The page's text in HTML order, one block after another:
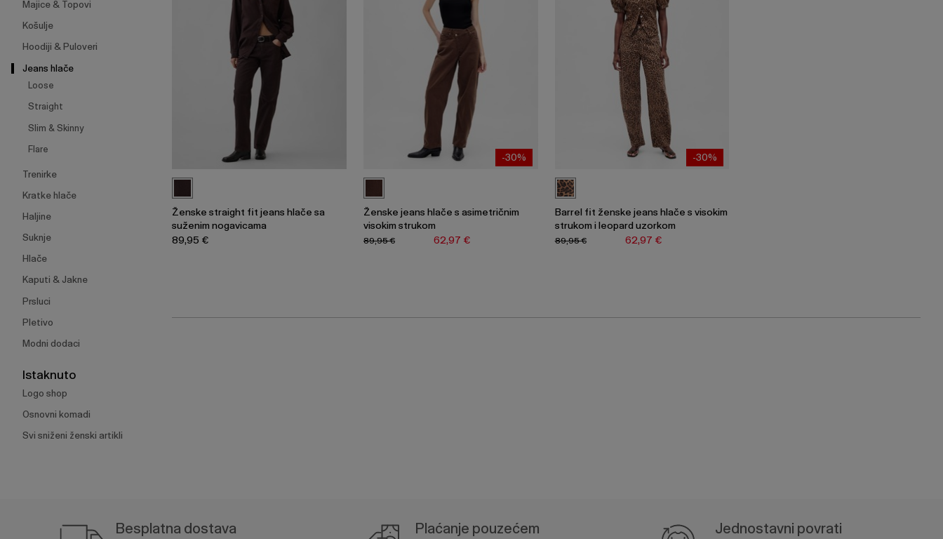
Majice & Topovi
Košulje
Hoodiji & Puloveri
Jeans hlače
Loose
Straight
Slim & Skinny
Flare
Trenirke
Kratke hlače
Haljine
Suknje
Hlače
Kaputi & Jakne
Prsluci
Pletivo
Modni dodaci
Istaknuto
Logo shop
Osnovni komadi
Svi sniženi ženski artikli
Ženske straight fit jeans hlače sa
suženim nogavicama
89,95 €
-30%
Ženske jeans hlače s asimetričnim
visokim strukom
62,97 €
89,95 €
-30%
Barrel fit ženske jeans hlače s visokim
strukom i leopard uzorkom
62,97 €
89,95 €
Besplatna dostava Plaćanje pouzećem Jednostavni povrati